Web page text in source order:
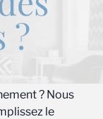
?
? Nous
le